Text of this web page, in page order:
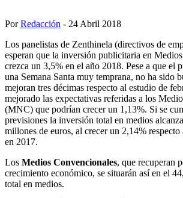
PorRedacción - 24 Abril 2018
Los panelistas de Zenthinela (directivos de
esperan que la inversión publicitaria en
crezca un 3,5% en el año 2018. Pese a que el
una Semana Santa muy temprana, no ha sido
mejoran tres décimas respecto al estudio de
mejorado las expectativas referidas a los
(MNC) que podrían crecer un 1,13%. Si se
previsiones la inversión total en medios
millones de euros, al crecer un 2,14% respecto
en 2017.
Los Medios Convencionales, que recuperan
crecimiento económico, se situarán así en el
total en medios.